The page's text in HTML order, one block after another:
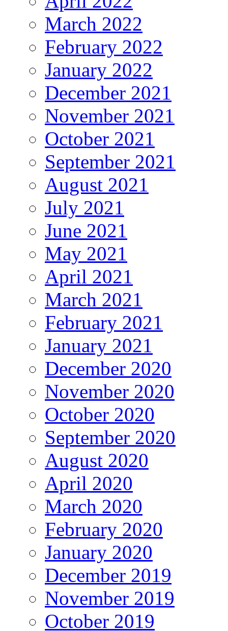
March 2022
February 2022
January 2022
December 2021
November 2021
October 2021
September 2021
August 2021
July 2021
June 2021
May 2021
April 2021
March 2021
February 2021
January 2021
December 2020
November 2020
October 2020
September 2020
August 2020
April 2020
March 2020
February 2020
January 2020
December 2019
November 2019
October 2019